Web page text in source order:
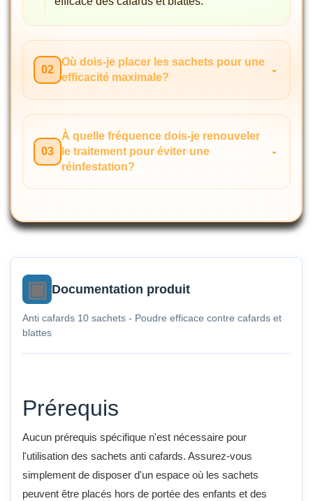
02
Où dois-je placer les sachets pour une
efficacité maximale?
03
À quelle fréquence dois-je renouveler
le traitement pour éviter une
réinfestation?
Documentation produit
Anti cafards 10 sachets - Poudre efficace contre cafards et
blattes
Prérequis
Aucun prérequis spécifique n'est nécessaire pour
l'utilisation des sachets anti cafards. Assurez-vous
simplement de disposer d'un espace où les sachets
peuvent être placés hors de portée des enfants et des